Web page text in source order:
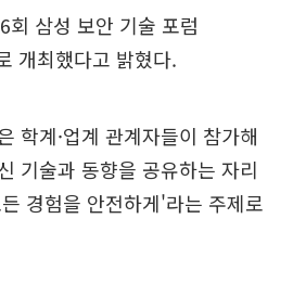
삼성 보안 기술 포럼
개최했다고 밝혔다.
학계·업계 관계자들이 참가해
기술과 동향을 공유하는 자리
경험을 안전하게'라는 주제로